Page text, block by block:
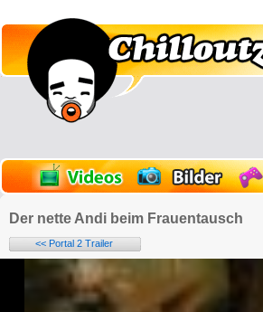
Der nette Andi beim Frauentausch
<< Portal 2 Trailer